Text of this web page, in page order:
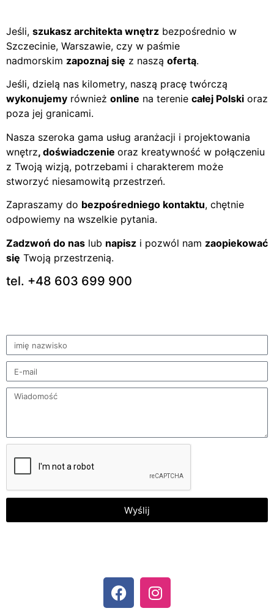
Jeśli, szukasz architekta wnętrz bezpośrednio w
Szczecinie, Warszawie, czy w paśmie
nadmorskim zapoznaj się z naszą ofertą.
Jeśli, dzielą nas kilometry, naszą pracę twórczą
wykonujemy również online na terenie całej Polski oraz
poza jej granicami.
Nasza szeroka gama usług aranżacji i projektowania
wnętrz, doświadczenie oraz kreatywność w połączeniu
z Twoją wizją, potrzebami i charakterem może
stworzyć niesamowitą przestrzeń.
Zapraszamy do bezpośredniego kontaktu, chętnie
odpowiemy na wszelkie pytania.
Zadzwoń do nas lub napisz i pozwól nam zaopiekować
się Twoją przestrzenią.
tel. +48 603 699 900
Wyślij